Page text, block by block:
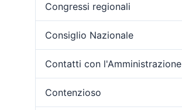
Congressi regionali
Consiglio Nazionale
Contatti con l'Amministrazione
Contenzioso